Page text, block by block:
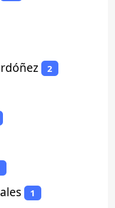
2
1